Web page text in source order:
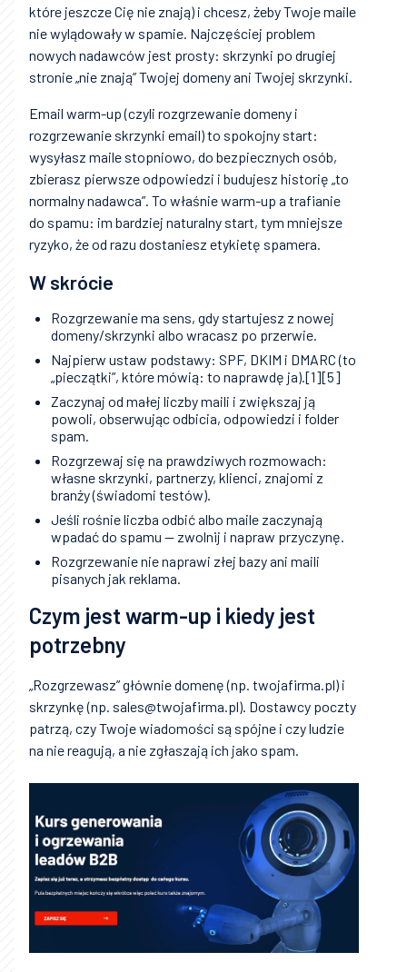
które jeszcze Cię nie znają) i chcesz, żeby Twoje maile
nie wylądowały w spamie. Najczęściej problem
nowych nadawców jest prosty: skrzynki po drugiej
stronie „nie znają” Twojej domeny ani Twojej skrzynki.
Email warm-up (czyli rozgrzewanie domeny i
rozgrzewanie skrzynki email) to spokojny start:
wysyłasz maile stopniowo, do bezpiecznych osób,
zbierasz pierwsze odpowiedzi i budujesz historię „to
normalny nadawca”. To właśnie warm-up a trafianie
do spamu: im bardziej naturalny start, tym mniejsze
ryzyko, że od razu dostaniesz etykietę spamera.
W skrócie
Rozgrzewanie ma sens, gdy startujesz z nowej
domeny/skrzynki albo wracasz po przerwie.
Najpierw ustaw podstawy: SPF, DKIM i DMARC (to
„pieczątki”, które mówią: to naprawdę ja).[1][5]
Zaczynaj od małej liczby maili i zwiększaj ją
powoli, obserwując odbicia, odpowiedzi i folder
spam.
Rozgrzewaj się na prawdziwych rozmowach:
własne skrzynki, partnerzy, klienci, znajomi z
branży (świadomi testów).
Jeśli rośnie liczba odbić albo maile zaczynają
wpadać do spamu — zwolnij i napraw przyczynę.
Rozgrzewanie nie naprawi złej bazy ani maili
pisanych jak reklama.
Czym jest warm-up i kiedy jest
potrzebny
„Rozgrzewasz” głównie domenę (np. twojafirma.pl) i
skrzynkę (np. sales@twojafirma.pl). Dostawcy poczty
patrzą, czy Twoje wiadomości są spójne i czy ludzie
na nie reagują, a nie zgłaszają ich jako spam.